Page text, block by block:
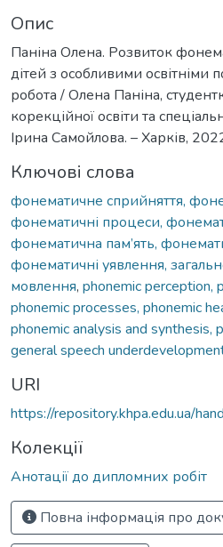
Опис
Паніна Олена. Розвиток
дітей з особливими освітніми
робота / Олена Паніна,
корекційної освіти та
Ірина Самойлова. – Харків,
Ключові слова
фонематичне сприйняття,
фонематичні процеси,
фонематична пам’ять,
фонематичні уявлення,
мовлення, phonemic perception,
phonemic processes, phonemic
phonemic analysis and synthesis,
general speech
URI
https://repository.khpa.edu.ua/
Колекції
Анотації до дипломних робіт
Повна інформація про